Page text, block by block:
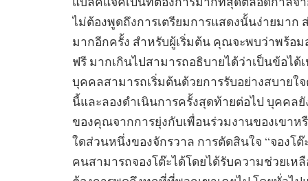
ไม่ต้องพูดถึงการเตรียมการแสดงนั้นง่ายมาก
มากอีกครั้ง สำหรับผู้เริ่มต้น คุณจะพบว่าพร้อม
ฟรี มากเกินไปสามารถอธิบายได้ว่าเป็นข้อได้
บุคคลสามารถเริ่มต้นด้วยการรับอย่างสบายใ
นี้และลองดำเนินการครั้งสุดท้ายต่อไป บุคคล
ของคุณจากการยุ่งกับเพื่อนร่วมงานของเขาห
ใดส่วนหนึ่งของจักรวาล การตัดสินใจ “จองโ
คนสามารถจองโต๊ะได้โดยได้รับความช่วยเห